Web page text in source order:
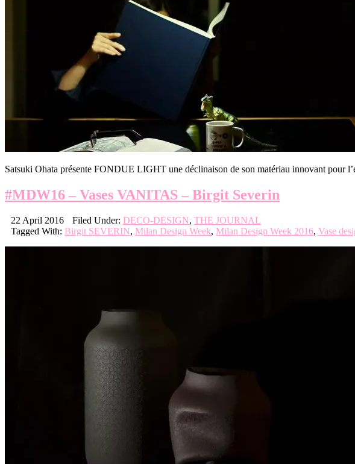
Satsuki Ohata présente FONDUE LIGHT une déclinaison de son matériau innovant pour
#MDW16 – Vases VANITAS – Birgit Severin
22 April 2016 Filed Under: DECO-DESIGN, THE JOURNAL
Tagged With: Birgit SEVERIN, Milan Design Week, Milan Design Week 2016, Vase